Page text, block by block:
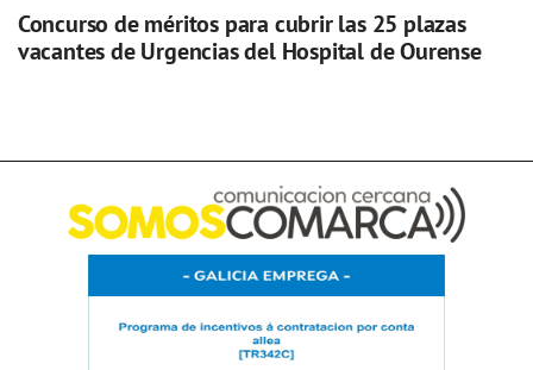
Concurso de méritos para cubrir las 25 plazas
vacantes de Urgencias del Hospital de Ourense